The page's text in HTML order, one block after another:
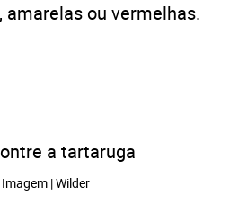
amarelas ou vermelhas.
Imagem | Wilder